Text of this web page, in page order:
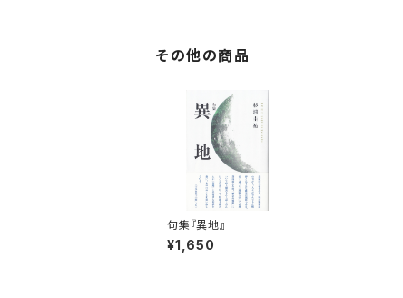
その他の商品
句集『異地』
¥1,650